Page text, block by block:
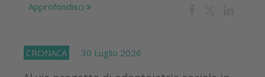
Approfondisci
CRONACA 30 Luglio 2026